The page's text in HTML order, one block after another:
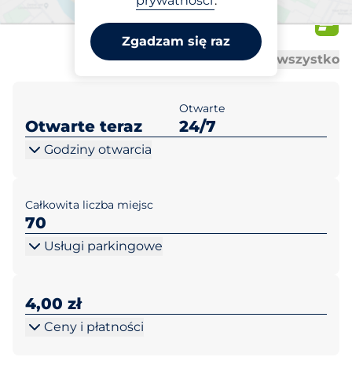
Zgadzam się raz
Kościuszki 3
Otwórz wszystkoZamknij wszystko
Otwarte teraz
Otwarte
24/7
Godziny otwarcia
Całkowita liczba miejsc
70
Usługi parkingowe
4,00 zł
Ceny i płatności